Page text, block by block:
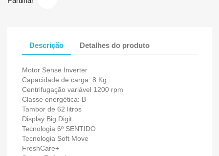
Descrição Detalhes do produto
Motor Sense Inverter
Capacidade de carga: 8 Kg
Centrifugação variável 1200 rpm
Classe energética: B
Tambor de 62 litros
Display Big Digit
Tecnologia 6º SENTIDO
Tecnologia Soft Move
FreshCare+